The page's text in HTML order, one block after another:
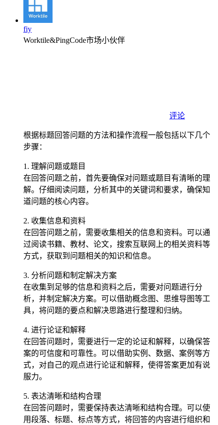
fiy
Worktile&PingCode市场小伙伴
评论
根据标题回答问题的方法和操作流程一般包括以下几个
步骤：
1. 理解问题或题目
在回答问题之前，首先要确保对问题或题目有清晰的理
解。仔细阅读问题，分析其中的关键词和要求，确保知
道问题的核心内容。
2. 收集信息和资料
在回答问题之前，需要收集相关的信息和资料。可以通
过阅读书籍、教材、论文，搜索互联网上的相关资料等
方式，获取到问题相关的知识和信息。
3. 分析问题和制定解决方案
在收集到足够的信息和资料之后，需要对问题进行分
析，并制定解决方案。可以借助概念图、思维导图等工
具，将问题的要点和解决思路进行整理和归纳。
4. 进行论证和解释
在回答问题时，需要进行一定的论证和解释，以确保答
案的可信度和可靠性。可以借助实例、数据、案例等方
式，对自己的观点进行论证和解释，使得答案更加有说
服力。
5. 表达清晰和结构合理
在回答问题时，需要保持表达清晰和结构合理。可以使
用段落、标题、标点等方式，将回答的内容进行组织和